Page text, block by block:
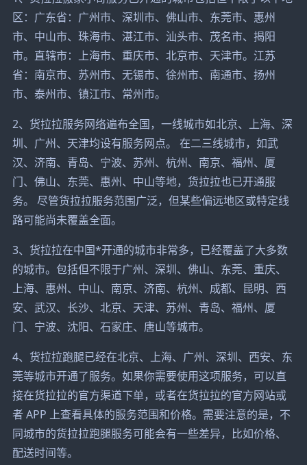
区：广东省：广州市、深圳市、佛山市、东莞市、惠州
市、中山市、珠海市、湛江市、汕头市、茂名市、揭阳
市。直辖市：上海市、重庆市、北京市、天津市。江苏
省：南京市、苏州市、无锡市、徐州市、南通市、扬州
市、泰州市、镇江市、常州市。
2、货拉拉服务网络遍布全国，一线城市如北京、上海、深
圳、广州、天津均设有服务网点。 在二三线城市，如武
汉、济南、青岛、宁波、苏州、杭州、南京、福州、厦
门、佛山、东莞、惠州、中山等地，货拉拉也已开通服
务。 尽管货拉拉服务范围广泛，但某些偏远地区或特定线
路可能尚未覆盖全面。
3、货拉拉在中国*开通的城市非常多，已经覆盖了大多数
的城市。包括但不限于广州、深圳、佛山、东莞、重庆、
上海、惠州、中山、南京、济南、杭州、成都、昆明、西
安、武汉、长沙、北京、天津、苏州、青岛、福州、厦
门、宁波、沈阳、石家庄、唐山等城市。
4、货拉拉跑腿已经在北京、上海、广州、深圳、西安、东
莞等城市开通了服务。如果你需要使用这项服务，可以直
接在货拉拉的官方渠道下单，或者在货拉拉的官方网站或
者 APP 上查看具体的服务范围和价格。需要注意的是，不
同城市的货拉拉跑腿服务可能会有一些差异，比如价格、
配送时间等。